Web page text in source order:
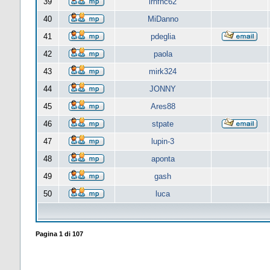
40
MiDanno
41
pdeglia
42
paola
43
mirk324
44
JONNY
45
Ares88
46
stpate
47
lupin-3
48
aponta
49
gash
50
luca
Pagina 1di 107